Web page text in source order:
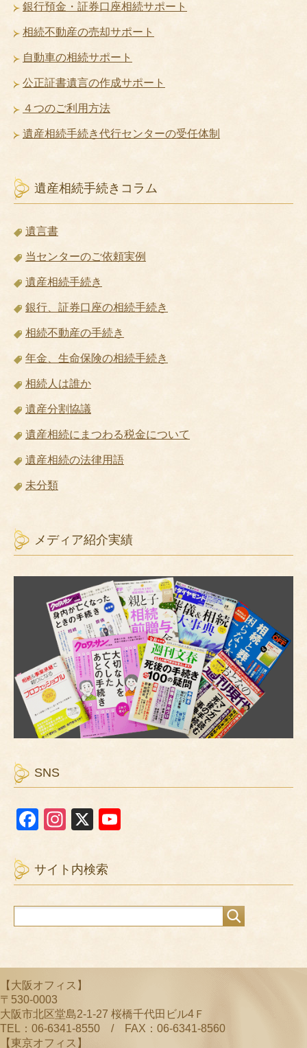
銀行預金・証券口座相続サポート
相続不動産の売却サポート
自動車の相続サポート
公正証書遺言の作成サポート
４つのご利用方法
遺産相続手続き代行センターの受任体制
遺産相続手続きコラム
遺言書
当センターのご依頼実例
遺産相続手続き
銀行、証券口座の相続手続き
相続不動産の手続き
年金、生命保険の相続手続き
相続人は誰か
遺産分割協議
遺産相続にまつわる税金について
遺産相続の法律用語
未分類
メディア紹介実績
SNS
F
c
e
b
o
k
In
a
gr
a
m
X
T
u
b
C
a
n
サイト内検索
【大阪オフィス】
〒530-0003
大阪市北区堂島2-1-27 桜橋千代田ビル4Ｆ
TEL：06-6341-8550 / FAX：06-6341-8560
【東京オフィス】